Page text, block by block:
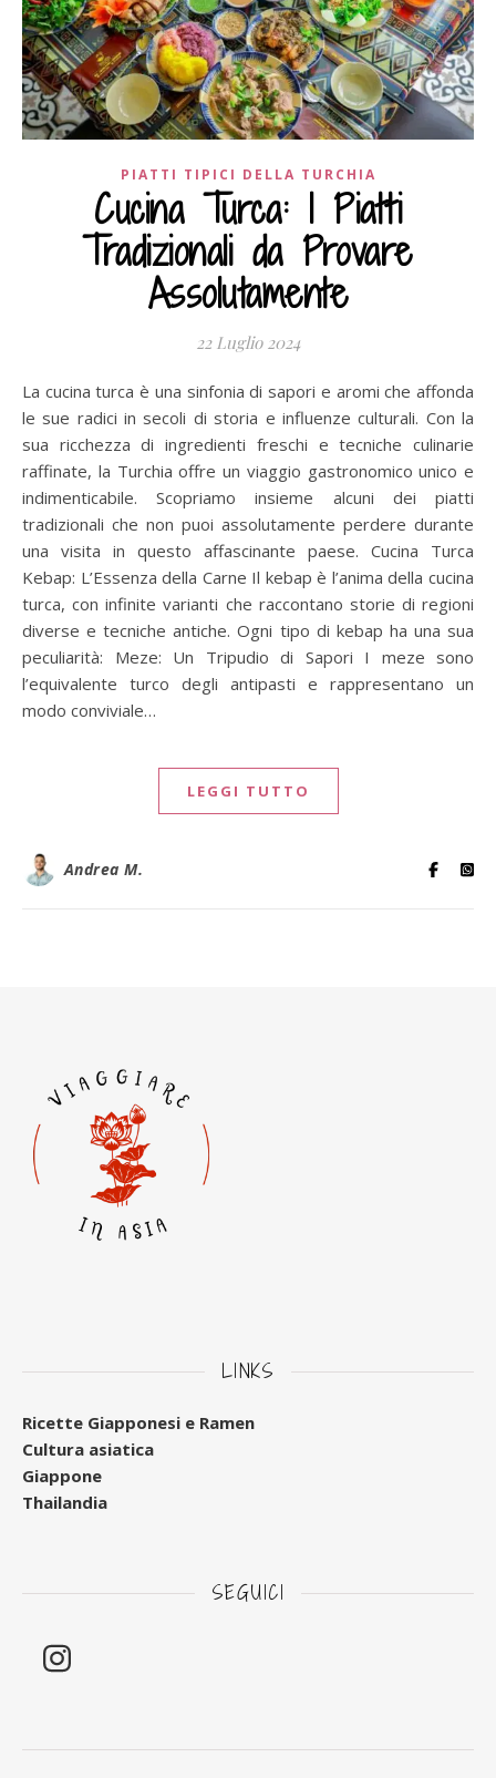
PIATTI TIPICI DELLA TURCHIA
Cucina Turca: I Piatti
Tradizionali da Provare
Assolutamente
22 Luglio 2024
La cucina turca è una sinfonia di sapori e aromi che affonda
le sue radici in secoli di storia e influenze culturali. Con la
sua ricchezza di ingredienti freschi e tecniche culinarie
raffinate, la Turchia offre un viaggio gastronomico unico e
indimenticabile. Scopriamo insieme alcuni dei piatti
tradizionali che non puoi assolutamente perdere durante
una visita in questo affascinante paese. Cucina Turca
Kebap: L’Essenza della Carne Il kebap è l’anima della cucina
turca, con infinite varianti che raccontano storie di regioni
diverse e tecniche antiche. Ogni tipo di kebap ha una sua
peculiarità: Meze: Un Tripudio di Sapori I meze sono
l’equivalente turco degli antipasti e rappresentano un
modo conviviale…
LEGGI TUTTO
Andrea M.
LINKS
Ricette Giapponesi e Ramen
Cultura asiatica
Giappone
Thailandia
SEGUICI